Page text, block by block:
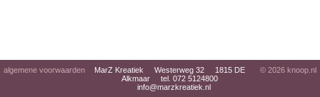
algemene voorwaarden
MarZ Kreatiek Westerweg 32 1815 DE
Alkmaar tel. 072 5124800
info@marzkreatiek.nl
© 2026 knoop.nl